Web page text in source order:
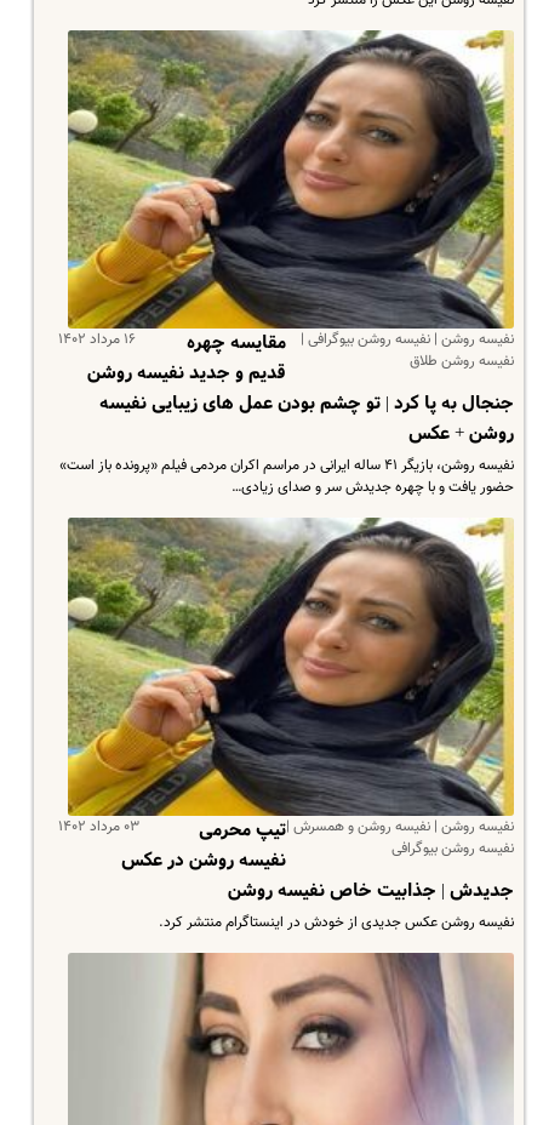
نفیسه روشن | نفیسه روشن بیوگرافی |
نفیسه روشن طلاق
۱۶ مرداد ۱۴۰۲
مقایسه چهره
قدیم و جدید نفیسه روشن
جنجال به پا کرد | تو چشم بودن عمل های زیبایی نفیسه
روشن + عکس
نفیسه روشن، بازیگر ۴۱ ساله ایرانی در مراسم اکران مردمی فیلم «پرونده باز است»
حضور یافت و با چهره جدیدش سر و صدای زیادی…
نفیسه روشن | نفیسه روشن و همسرش |
نفیسه روشن بیوگرافی
۰۳ مرداد ۱۴۰۲
تیپ محرمی
نفیسه روشن در عکس
جدیدش | جذابیت خاص نفیسه روشن
نفیسه روشن عکس جدیدی از خودش در اینستاگرام منتشر کرد.